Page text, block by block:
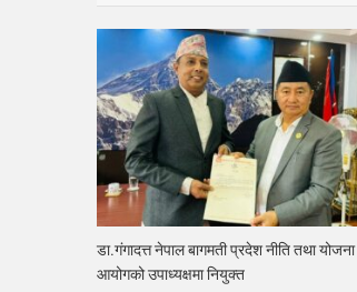
डा.गंगादत्त नेपाल बागमती प्रदेश नीति तथा योजना
आयोगको उपाध्यक्षमा नियुक्त